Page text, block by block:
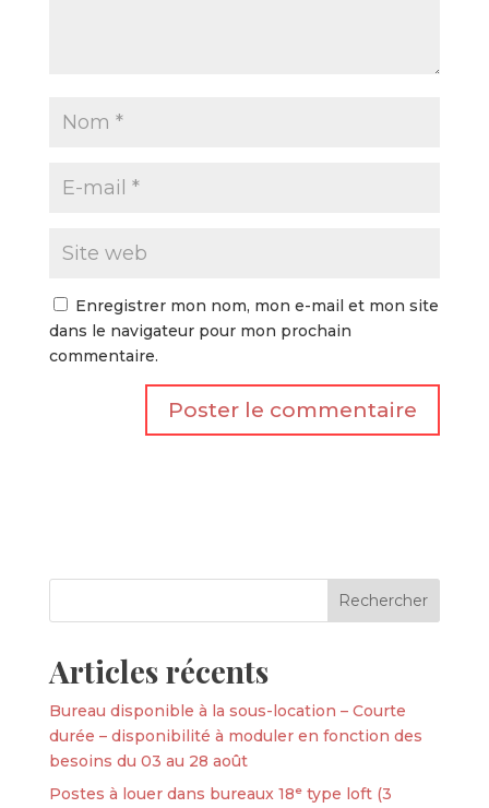
Enregistrer mon nom, mon e-mail et mon site
dans le navigateur pour mon prochain
commentaire.
Articles récents
Bureau disponible à la sous-location – Courte
durée – disponibilité à moduler en fonction des
besoins du 03 au 28 août
Postes à louer dans bureaux 18ᵉ type loft (3